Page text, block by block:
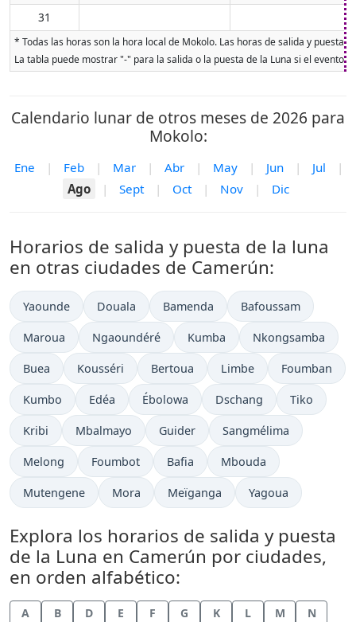
31
* Todas las horas son la hora local de Mokolo. Las horas de salida y
La tabla puede mostrar "-" para la salida o la puesta de la Luna si el evento
Calendario lunar de otros meses de 2026 para
Mokolo:
Ene | Feb | Mar | Abr | May | Jun | Jul
|
Ago
| Sept | Oct | Nov | Dic
Horarios de salida y puesta de la luna
en otras ciudades de Camerún:
Yaounde Douala Bamenda Bafoussam
Maroua Ngaoundéré Kumba Nkongsamba
Buea Kousséri Bertoua Limbe Foumban
Kumbo Edéa Ébolowa Dschang Tiko
Kribi Mbalmayo Guider Sangmélima
Melong Foumbot Bafia Mbouda
Mutengene Mora Meïganga Yagoua
Explora los horarios de salida y puesta
de la Luna en Camerún por ciudades,
en orden alfabético:
A B D E F G K L M
N